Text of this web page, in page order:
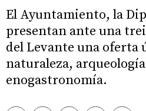
El Ayuntamiento, la
presentan ante una
del Levante una oferta
naturaleza,
enogastronomía.